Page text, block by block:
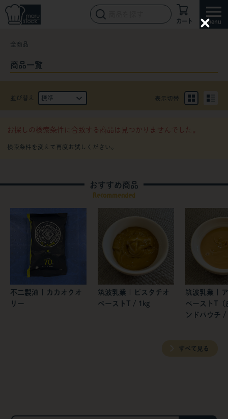
カート
全商品
商品一覧
並び替え 表示切替
お探しの検索条件に合致する商品は見つかりませんでした。
おすすめ商品
Recommended
不二製油 | カカオクオ
リー
筑波乳業 | ピスタチオ
ペーストT / 1kg
筑波乳業 |
ペーストT（
ンドパウチ /
すべて見る
C